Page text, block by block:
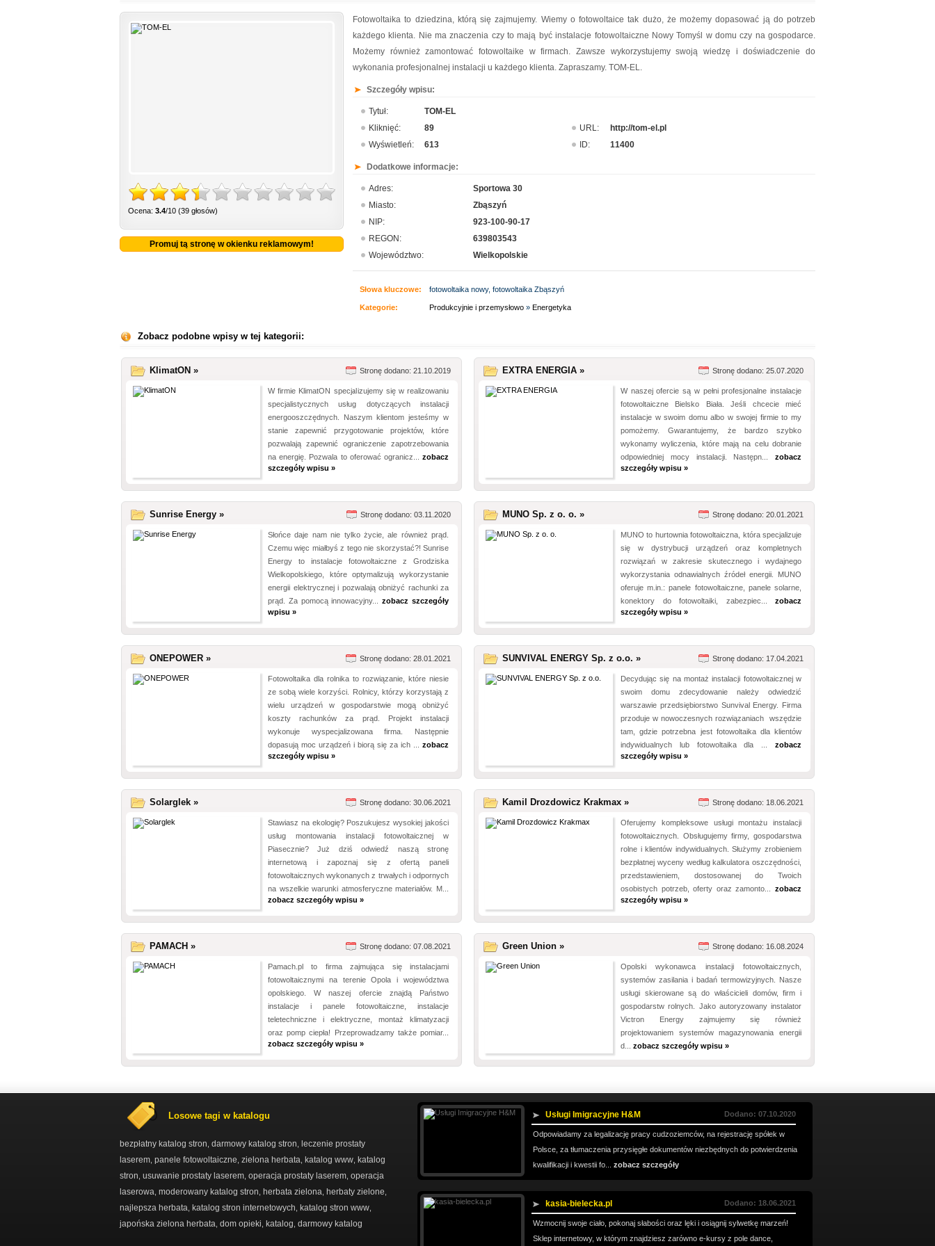
Ocena: 3.4/10 (39 głosów)
Promuj tą stronę w okienku reklamowym!
Fotowoltaika to dziedzina, którą się zajmujemy. Wiemy o fotowoltaice tak dużo, że możemy dopasować ją do potrzeb
każdego klienta. Nie ma znaczenia czy to mają być instalacje fotowoltaiczne Nowy Tomyśl w domu czy na gospodarce.
Możemy również zamontować fotowoltaike w firmach. Zawsze wykorzystujemy swoją wiedzę i doświadczenie do
wykonania profesjonalnej instalacji u każdego klienta. Zapraszamy. TOM-EL.
Szczegóły wpisu:
Tytuł:
TOM-EL
Kliknięć:
89 URL:
http://tom-el.pl
Wyświetleń:
613 ID: 11400
Dodatkowe informacje:
Adres:
Sportowa 30
Miasto:
Zbąszyń
NIP:
923-100-90-17
REGON:
639803543
Województwo:
Wielkopolskie
Słowa kluczowe: fotowoltaika nowy, fotowoltaika Zbąszyń
Kategorie: Produkcyjnie i przemysłowo » Energetyka
Zobacz podobne wpisy w tej kategorii:
KlimatON » Stronę dodano: 21.10.2019
W firmie KlimatON specjalizujemy się w realizowaniu
specjalistycznych usług dotyczących instalacji
energooszczędnych. Naszym klientom jesteśmy w
stanie zapewnić przygotowanie projektów, które
pozwalają zapewnić ograniczenie zapotrzebowania
na energię. Pozwala to oferować ogranicz... zobacz
szczegóły wpisu »
EXTRA ENERGIA » Stronę dodano: 25.07.2020
W naszej ofercie są w pełni profesjonalne instalacje
fotowoltaiczne Bielsko Biała. Jeśli chcecie mieć
instalacje w swoim domu albo w swojej firmie to my
pomożemy. Gwarantujemy, że bardzo szybko
wykonamy wyliczenia, które mają na celu dobranie
odpowiedniej mocy instalacji. Następn... zobacz
szczegóły wpisu »
Sunrise Energy » Stronę dodano: 03.11.2020
Słońce daje nam nie tylko życie, ale również prąd.
Czemu więc miałbyś z tego nie skorzystać?! Sunrise
Energy to instalacje fotowoltaiczne z Grodziska
Wielkopolskiego, które optymalizują wykorzystanie
energii elektrycznej i pozwalają obniżyć rachunki za
prąd. Za pomocą innowacyjny...zobacz szczegóły
wpisu »
MUNO Sp. z o. o. » Stronę dodano: 20.01.2021
MUNO to hurtownia fotowoltaiczna, która specjalizuje
się w dystrybucji urządzeń oraz kompletnych
rozwiązań w zakresie skutecznego i wydajnego
wykorzystania odnawialnych źródeł energii. MUNO
oferuje m.in.: panele fotowoltaiczne, panele solarne,
konektory do fotowoltaiki, zabezpiec... zobacz
szczegóły wpisu »
ONEPOWER » Stronę dodano: 28.01.2021
Fotowoltaika dla rolnika to rozwiązanie, które niesie
ze sobą wiele korzyści. Rolnicy, którzy korzystają z
wielu urządzeń w gospodarstwie mogą obniżyć
koszty rachunków za prąd. Projekt instalacji
wykonuje wyspecjalizowana firma. Następnie
dopasują moc urządzeń i biorą się za ich ... zobacz
szczegóły wpisu »
SUNVIVAL ENERGY Sp. z o.o. » Stronę dodano: 17.04.2021
Decydując się na montaż instalacji fotowoltaicznej w
swoim domu zdecydowanie należy odwiedzić
warszawie przedsiębiorstwo Sunvival Energy. Firma
przoduje w nowoczesnych rozwiązaniach wszędzie
tam, gdzie potrzebna jest fotowoltaika dla klientów
indywidualnych lub fotowoltaika dla ... zobacz
szczegóły wpisu »
Solarglek » Stronę dodano: 30.06.2021
Stawiasz na ekologię? Poszukujesz wysokiej jakości
usług montowania instalacji fotowoltaicznej w
Piasecznie? Już dziś odwiedź naszą stronę
internetową i zapoznaj się z ofertą paneli
fotowoltaicznych wykonanych z trwałych i odpornych
na wszelkie warunki atmosferyczne materiałów. M...
zobacz szczegóły wpisu »
Kamil Drozdowicz Krakmax » Stronę dodano: 18.06.2021
Oferujemy kompleksowe usługi montażu instalacji
fotowoltaicznych. Obsługujemy firmy, gospodarstwa
rolne i klientów indywidualnych. Służymy zrobieniem
bezpłatnej wyceny według kalkulatora oszczędności,
przedstawieniem, dostosowanej do Twoich
osobistych potrzeb, oferty oraz zamonto... zobacz
szczegóły wpisu »
PAMACH » Stronę dodano: 07.08.2021
Pamach.pl to firma zajmująca się instalacjami
fotowoltaicznymi na terenie Opola i województwa
opolskiego. W naszej ofercie znajdą Państwo
instalacje i panele fotowoltaiczne, instalacje
teletechniczne i elektryczne, montaż klimatyzacji
oraz pomp ciepła! Przeprowadzamy także pomiar...
zobacz szczegóły wpisu »
Green Union » Stronę dodano: 16.08.2024
Opolski wykonawca instalacji fotowoltaicznych,
systemów zasilania i badań termowizyjnych. Nasze
usługi skierowane są do właścicieli domów, firm i
gospodarstw rolnych. Jako autoryzowany instalator
Victron Energy zajmujemy się również
projektowaniem systemów magazynowania energii
d... zobacz szczegóły wpisu »
Losowe tagi w katalogu
bezpłatny katalog stron darmowy katalog stron
leczenie prostaty
laserem panele fotowoltaiczne zielona herbata katalog www katalog
stron usuwanie prostaty laserem operacja prostaty laserem operacja
laserowa moderowany katalog stron herbata zielona herbaty zielone
najlepsza herbata katalog stron internetowych katalog stron www
japońska zielona herbata dom opieki katalog darmowy katalog
Usługi Imigracyjne H&M Dodano: 07.10.2020
Odpowiadamy za legalizację pracy cudzoziemców, na rejestrację spółek w
Polsce, za tłumaczenia przysięgłe dokumentów niezbędnych do potwierdzenia
kwalifikacji i kwestii fo... zobacz szczegóły
kasia-bielecka.pl Dodano: 18.06.2021
Wzmocnij swoje ciało, pokonaj słabości oraz lęki i osiągnij sylwetkę marzeń!
Sklep internetowy, w którym znajdziesz zarówno e-kursy z pole dance,